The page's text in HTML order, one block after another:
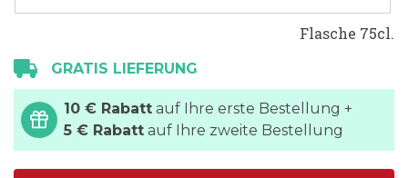
Flasche 75cl.
GRATIS LIEFERUNG
10 € Rabatt auf Ihre erste Bestellung +
5 € Rabatt auf Ihre zweite Bestellung